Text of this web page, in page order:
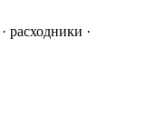
расходники ·